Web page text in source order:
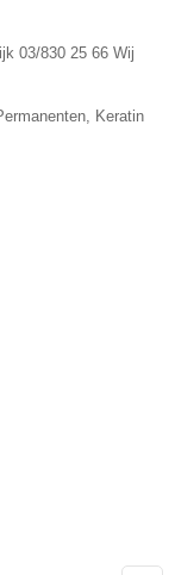
03/830 25 66 Wij
Keratin